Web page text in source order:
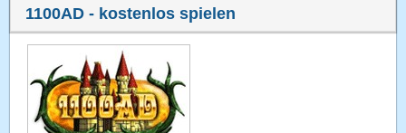
1100AD - kostenlos spielen